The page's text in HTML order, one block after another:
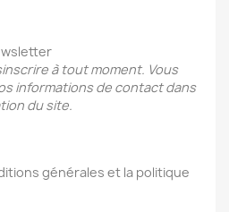
à tout moment. Vous
informations de contact dans
du site.
générales et la politique